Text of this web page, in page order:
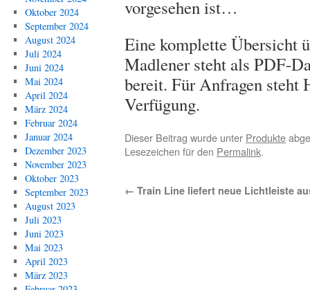
vorgesehen ist…
Eine komplette Übersicht
Madlener steht als PDF-
bereit. Für Anfragen steht
Verfügung.
Dieser Beitrag wurde unter Produkte
Lesezeichen für den Permalink.
← Train Line liefert neue Lichtleiste
Oktober 2024
September 2024
August 2024
Juli 2024
Juni 2024
Mai 2024
April 2024
März 2024
Februar 2024
Januar 2024
Dezember 2023
November 2023
Oktober 2023
September 2023
August 2023
Juli 2023
Juni 2023
Mai 2023
April 2023
März 2023